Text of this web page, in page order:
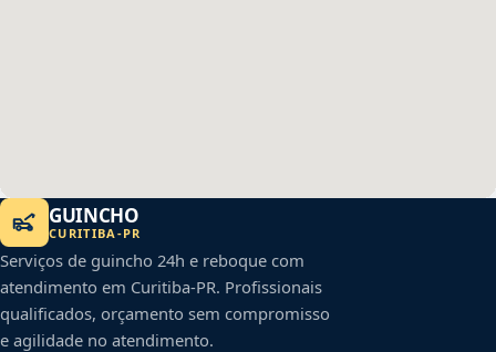
GUINCHO
CURITIBA -PR
Serviços de guincho 24h e reboque com
atendimento em Curitiba-PR. Profissionais
qualificados, orçamento sem compromisso
e agilidade no atendimento.